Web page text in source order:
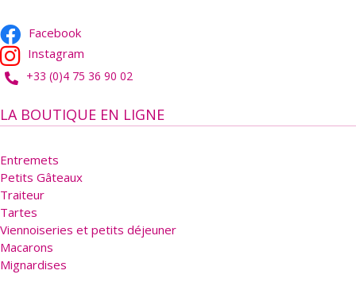
Facebook
Instagram
+33 (0)4 75 36 90 02
LA BOUTIQUE EN LIGNE
Entremets
Petits Gâteaux
Traiteur
Tartes
Viennoiseries et petits déjeuner
Macarons
Mignardises